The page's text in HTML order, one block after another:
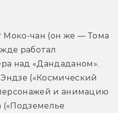
чан (он же — Тома
работал
над «Дандаданом».
(«Космический
и анимацию
(«Подземелье